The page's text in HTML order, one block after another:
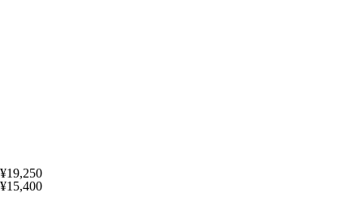
¥19,250
¥15,400